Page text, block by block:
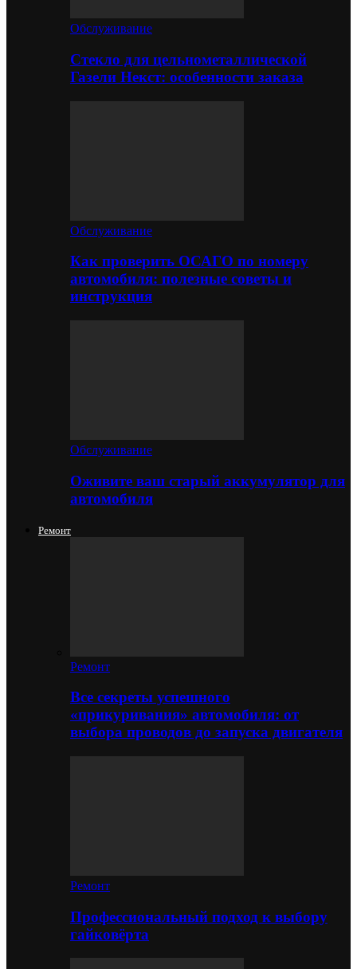
Обслуживание
Стекло для цельнометаллической
Газели Некст: особенности заказа
Обслуживание
Как проверить ОСАГО по номеру
автомобиля: полезные советы и
инструкция
Обслуживание
Оживите ваш старый аккумулятор для
автомобиля
Ремонт
Ремонт
Все секреты успешного
«прикуривания» автомобиля: от
выбора проводов до запуска двигателя
Ремонт
Профессиональный подход к выбору
гайковёрта